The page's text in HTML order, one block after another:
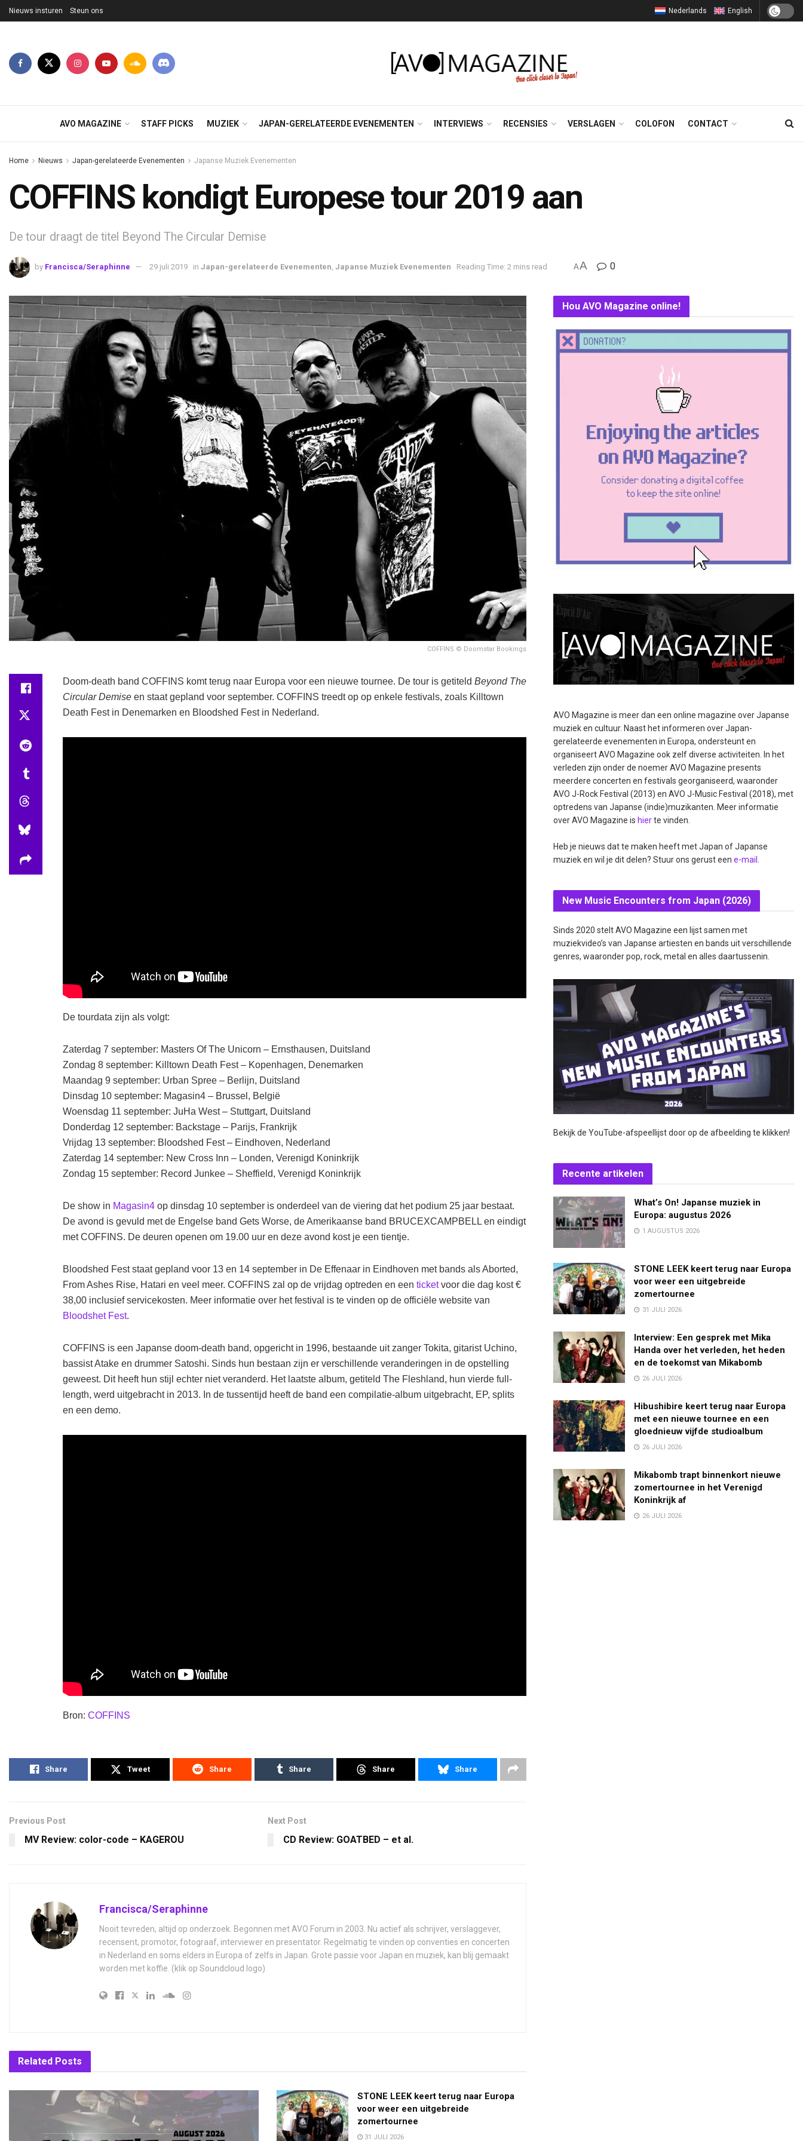
Nieuws insturen Steun ons Nederlands English
AVO MAGAZINE STAFF PICKS MUZIEK JAPAN-GERELATEERDE EVENEMENTEN INTERVIEWS RECENSIES VERSLAGEN COLOFON CONTACT
Home Nieuws Japan-gerelateerde Evenementen Japanse Muziek Evenementen
COFFINS kondigt Europese tour 2019 aan
De tour draagt de titel Beyond The Circular Demise
by Francisca/Seraphinne 29 juli 2019 in Japan-gerelateerde Evenementen, Japanse Muziek Evenementen Reading Time: 2 mins read AA 0
COFFINS © Doomstar Bookings
Doom-death band COFFINS komt terug naar Europa voor een nieuwe tournee. De tour is getiteld Beyond The
Circular Demise en staat gepland voor september. COFFINS treedt op op enkele festivals, zoals Killtown
Death Fest in Denemarken en Bloodshed Fest in Nederland.
De tourdata zijn als volgt:
Zaterdag 7 september: Masters Of The Unicorn – Ernsthausen, Duitsland
Zondag 8 september: Killtown Death Fest – Kopenhagen, Denemarken
Maandag 9 september: Urban Spree – Berlijn, Duitsland
Dinsdag 10 september: Magasin4 – Brussel, België
Woensdag 11 september: JuHa West – Stuttgart, Duitsland
Donderdag 12 september: Backstage – Parijs, Frankrijk
Vrijdag 13 september: Bloodshed Fest – Eindhoven, Nederland
Zaterdag 14 september: New Cross Inn – Londen, Verenigd Koninkrijk
Zondag 15 september: Record Junkee – Sheffield, Verenigd Koninkrijk
De show in Magasin4 op dinsdag 10 september is onderdeel van de viering dat het podium 25 jaar bestaat.
De avond is gevuld met de Engelse band Gets Worse, de Amerikaanse band BRUCEXCAMPBELL en eindigt
met COFFINS. De deuren openen om 19.00 uur en deze avond kost je een tientje.
Bloodshed Fest staat gepland voor 13 en 14 september in De Effenaar in Eindhoven met bands als Aborted,
From Ashes Rise, Hatari en veel meer. COFFINS zal op de vrijdag optreden en een ticketvoor die dag kost €
38,00 inclusief servicekosten. Meer informatie over het festival is te vinden op de officiële website van
Bloodshet Fest.
COFFINS is een Japanse doom-death band, opgericht in 1996, bestaande uit zanger Tokita, gitarist Uchino,
bassist Atake en drummer Satoshi. Sinds hun bestaan zijn er verschillende veranderingen in de opstelling
geweest. Dit heeft hun stijl echter niet veranderd. Het laatste album, getiteld The Fleshland, hun vierde full-
length, werd uitgebracht in 2013. In de tussentijd heeft de band een compilatie-album uitgebracht, EP, splits
en een demo.
Bron: COFFINS
Share Tweet Share Share Share Share
Previous Post
MV Review: color-code – KAGEROU
Next Post
CD Review: GOATBED – et al.
Francisca/Seraphinne
Nooit tevreden, altijd op onderzoek. Begonnen met AVO Forum in 2003. Nu actief als schrijver, verslaggever,
recensent, promotor, fotograaf, interviewer en presentator. Regelmatig te vinden op conventies en concerten
in Nederland en soms elders in Europa of zelfs in Japan. Grote passie voor Japan en muziek, kan blij gemaakt
worden met koffie. (klik op Soundcloud logo)
Related Posts
STONE LEEK keert terug naar Europa
voor weer een uitgebreide
zomertournee
31 JULI 2026
Hou AVO Magazine online!
AVO Magazine is meer dan een online magazine over Japanse
muziek en cultuur. Naast het informeren over Japan-
gerelateerde evenementen in Europa, ondersteunt en
organiseert AVO Magazine ook zelf diverse activiteiten. In het
verleden zijn onder de noemer AVO Magazine presents
meerdere concerten en festivals georganiseerd, waaronder
AVO J-Rock Festival (2013) en AVO J-Music Festival (2018), met
optredens van Japanse (indie)muzikanten. Meer informatie
over AVO Magazine is hierte vinden.
Heb je nieuws dat te maken heeft met Japan of Japanse
muziek en wil je dit delen? Stuur ons gerust een e-mail
New Music Encounters from Japan (2026)
Sinds 2020 stelt AVO Magazine een lijst samen met
muziekvideo’s van Japanse artiesten en bands uit verschillende
genres, waaronder pop, rock, metal en alles daartussenin.
Bekijk de YouTube-afspeellijst door op de afbeelding te klikken!
Recente artikelen
What’s On! Japanse muziek in
Europa: augustus 2026
1 AUGUSTUS 2026
STONE LEEK keert terug naar Europa
voor weer een uitgebreide
zomertournee
31 JULI 2026
Interview: Een gesprek met Mika
Handa over het verleden, het heden
en de toekomst van Mikabomb
26 JULI 2026
Hibushibire keert terug naar Europa
met een nieuwe tournee en een
gloednieuw vijfde studioalbum
26 JULI 2026
Mikabomb trapt binnenkort nieuwe
zomertournee in het Verenigd
Koninkrijk af
26 JULI 2026